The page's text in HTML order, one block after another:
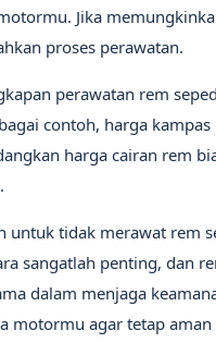
Jika
proses perawatan.
perawatan rem
contoh, harga
harga cairan rem
untuk tidak merawat rem
sangatlah penting, dan
dalam menjaga
motormu agar tetap